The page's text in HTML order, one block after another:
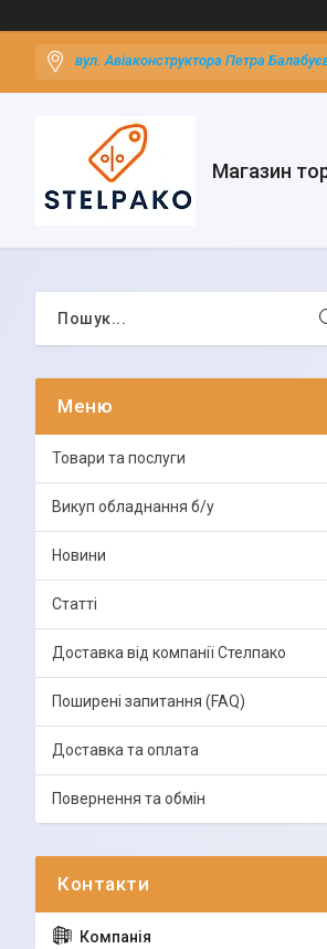
вул. Авіаконструктора Петра
Магазин
Товари та послуги
Викуп обладнання б/у
Новини
Статті
Доставка від компанії Стелпако
Поширені запитання (FAQ)
Доставка та оплата
Повернення та обмін